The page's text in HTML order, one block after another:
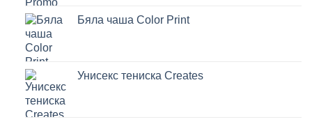
Бяла чаша Color Print
Унисекс тениска Creates